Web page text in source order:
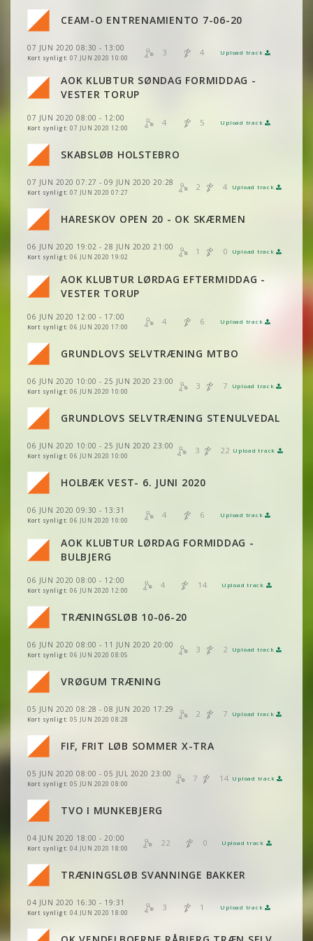
CEAM-O ENTRENAMIENTO 7-06-20
07 JUN 2020 08:30 - 13:00
Kort synligt: 07 JUN 2020 10:00
3 4 Upload track
VIS 2DRERUN
VIS 2DRERUN
AOK KLUBTUR SØNDAG FORMIDDAG -
VESTER TORUP
07 JUN 2020 08:00 - 12:00
Kort synligt: 07 JUN 2020 12:00
4 5 Upload track
VIS 2DRERUN
VIS 2DRERUN
VIS 2DRERUN
VIS 2DRERUN
SKABSLØB HOLSTEBRO
07 JUN 2020 07:27 - 09 JUN 2020 20:28
Kort synligt: 07 JUN 2020 07:27
2 4 Upload track
VIS 2DRERUN
VIS 2DRERUN
HARESKOV OPEN 20 - OK SKÆRMEN
06 JUN 2020 19:02 - 28 JUN 2020 21:00
Kort synligt: 06 JUN 2020 19:02
1 0 Upload track
VIS 2DRERUN
AOK KLUBTUR LØRDAG EFTERMIDDAG -
VESTER TORUP
06 JUN 2020 12:00 - 17:00
Kort synligt: 06 JUN 2020 17:00
4 6 Upload track
VIS 2DRERUN
VIS 2DRERUN
VIS 2DRERUN
VIS 2DRERUN
GRUNDLOVS SELVTRÆNING MTBO
06 JUN 2020 10:00 - 25 JUN 2020 23:00
Kort synligt: 06 JUN 2020 10:00
3 7 Upload track
VIS 2DRERUN
VIS 2DRERUN
VIS 2DRERUN
GRUNDLOVS SELVTRÆNING STENULVEDAL
06 JUN 2020 10:00 - 25 JUN 2020 23:00
Kort synligt: 06 JUN 2020 10:00
3 22 Upload track
VIS 2DRERUN
VIS 2DRERUN
VIS 2DRERUN
HOLBÆK VEST- 6. JUNI 2020
06 JUN 2020 09:30 - 13:31
Kort synligt: 06 JUN 2020 10:00
4 6 Upload track
VIS
VIS 2DRERUN
VIS 2DRERUN
VIS 2DRERUN
AOK KLUBTUR LØRDAG FORMIDDAG -
BULBJERG
06 JUN 2020 08:00 - 12:00
Kort synligt: 06 JUN 2020 12:00
4 14 Upload track
VIS 2DRERUN
VIS 2DRERUN
VIS 2DRERUN
VIS 2DRERUN
TRÆNINGSLØB 10-06-20
06 JUN 2020 08:00 - 11 JUN 2020 20:00
Kort synligt: 06 JUN 2020 08:05
3 2 Upload track
VIS 2DRERUN
VIS 2DRERUN
VIS 2DRERUN
VRØGUM TRÆNING
05 JUN 2020 08:28 - 08 JUN 2020 17:29
Kort synligt: 05 JUN 2020 08:28
2 7 Upload track
VIS 2DRERUN
VIS 2DRERUN
FIF, FRIT LØB SOMMER X-TRA
05 JUN 2020 08:00 - 05 JUL 2020 23:00
Kort synligt: 05 JUN 2020 08:00
7 14 Upload track
VIS
VIS 2DRERUN
VIS 2DRERUN
VIS 2DRERUN
TVO I MUNKEBJERG
04 JUN 2020 18:00 - 20:00
Kort synligt: 04 JUN 2020 18:00
22 0 Upload track
VIS 2DRERUN
VIS 2DRERUN
VIS 2DRERUN
VIS 2DRERUN
VIS
VIS
VIS 2DRERUN
VIS 2DRERUN
VIS 2DRERUN
VIS 2DRERUN
VIS 2DRERUN
VIS
VIS 2DRERUN
VIS 2DRERUN
VIS 2DRERUN
VIS 2DRERUN
TRÆNINGSLØB SVANNINGE BAKKER
04 JUN 2020 16:30 - 19:31
Kort synligt: 04 JUN 2020 18:00
3 1 Upload track
VIS 2DRERUN
VIS 2DRERUN
VIS 2DRERUN
VIS 2DRERUN
VIS 2DRERUN